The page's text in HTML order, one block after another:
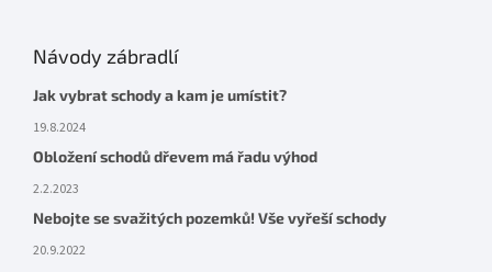
Návody zábradlí
Jak vybrat schody a kam je umístit?
19.8.2024
Obložení schodů dřevem má řadu výhod
2.2.2023
Nebojte se svažitých pozemků! Vše vyřeší schody
20.9.2022